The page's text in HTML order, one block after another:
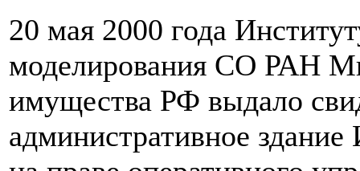
20 мая 2000 года
моделирования СО РАН
имущества РФ выдало
административное